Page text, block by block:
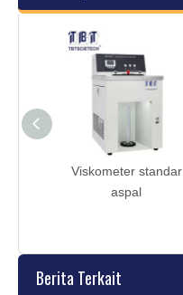
Viskometer standar
aspal
Berita Terkait